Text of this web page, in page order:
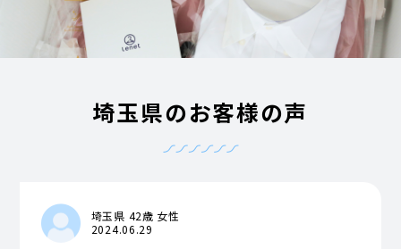
埼玉県のお客様の声
埼玉県 42歳 女性
2024.06.29